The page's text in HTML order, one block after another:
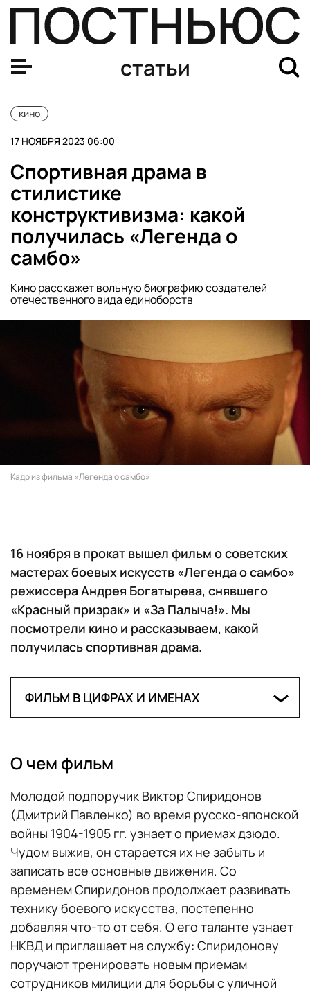
статьи
кино
17 НОЯБРЯ 2023 06:00
Спортивная драма в
стилистике
конструктивизма: какой
получилась «Легенда о
самбо»
Кино расскажет вольную биографию создателей
отечественного вида единоборств
Кадр из фильма «Легенда о самбо»
16 ноября в прокат вышел фильм о советских
мастерах боевых искусств «Легенда о самбо»
режиссера Андрея Богатырева, снявшего
«Красный призрак» и «За Палыча!». Мы
посмотрели кино и рассказываем, какой
получилась спортивная драма.
ФИЛЬМ В ЦИФРАХ И ИМЕНАХ
Режиссер:Андрей Богатырев
В ролях: Вольфганг Черни, Дмитрий
Павленко, Антон Вохмин, Алексей
Шевченков, Ольга Сташкевич, Павел
Абраменков, Вячеслав Шихалеев, Денис
Кузнецов, Александр Давыдов и др.
Жанр:спортивная драма
Продолжительность:1 час 44 минуты
О чем фильм
Молодой подпоручик Виктор Спиридонов
(Дмитрий Павленко) во время русско-японской
войны 1904-1905 гг. узнает о приемах дзюдо.
Чудом выжив, он старается их не забыть и
записать все основные движения. Со
временем Спиридонов продолжает развивать
технику боевого искусства, постепенно
добавляя что-то от себя. О его таланте узнает
НКВД и приглашает на службу: Спиридонову
поручают тренировать новым приемам
сотрудников милиции для борьбы с уличной
Какие фильмы представили на питчинге Минкульта